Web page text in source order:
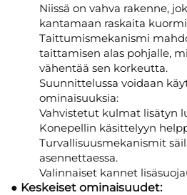
Niissä on vahva rakenne,
kantamaan raskaita
Taittumismekanismi
taittamisen alas pohjalle,
vähentää sen korkeutta.
Suunnittelussa voidaan
ominaisuuksia:
Vahvistetut kulmat lisätyn
Konepellin käsittelyyn
Turvallisuusmekanismit
asennettaessa.
Valinnaiset kannet
● Keskeiset ominaisuudet: